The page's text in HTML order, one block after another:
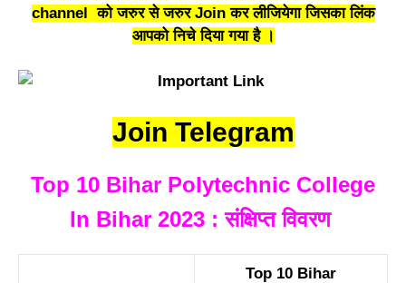
channel को जरुर से जरुर Join कर लीजियेगा जिसका लिंक
आपको निचे दिया गया है ।
Join Telegram
Top 10 Bihar Polytechnic College
In Bihar 2023 : संक्षिप्त विवरण
Top 10 Bihar